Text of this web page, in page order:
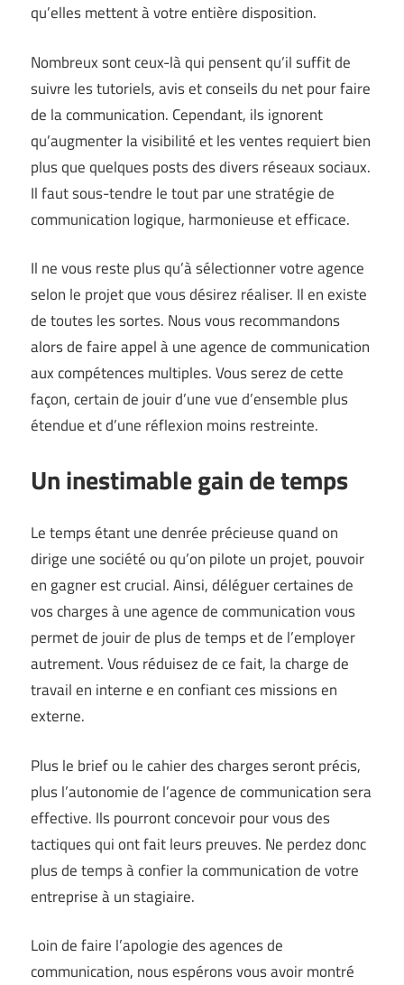
qu’elles mettent à votre entière disposition.
Nombreux sont ceux-là qui pensent qu’il suffit de
suivre les tutoriels, avis et conseils du net pour faire
de la communication. Cependant, ils ignorent
qu’augmenter la visibilité et les ventes requiert bien
plus que quelques posts des divers réseaux sociaux.
Il faut sous-tendre le tout par une stratégie de
communication logique, harmonieuse et efficace.
Il ne vous reste plus qu’à sélectionner votre agence
selon le projet que vous désirez réaliser. Il en existe
de toutes les sortes. Nous vous recommandons
alors de faire appel à une agence de communication
aux compétences multiples. Vous serez de cette
façon, certain de jouir d’une vue d’ensemble plus
étendue et d’une réflexion moins restreinte.
Un inestimable gain de temps
Le temps étant une denrée précieuse quand on
dirige une société ou qu’on pilote un projet, pouvoir
en gagner est crucial. Ainsi, déléguer certaines de
vos charges à une agence de communication vous
permet de jouir de plus de temps et de l’employer
autrement. Vous réduisez de ce fait, la charge de
travail en interne e en confiant ces missions en
externe.
Plus le brief ou le cahier des charges seront précis,
plus l’autonomie de l’agence de communication sera
effective. Ils pourront concevoir pour vous des
tactiques qui ont fait leurs preuves. Ne perdez donc
plus de temps à confier la communication de votre
entreprise à un stagiaire.
Loin de faire l’apologie des agences de
communication, nous espérons vous avoir montré